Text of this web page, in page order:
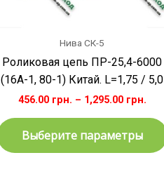
Нива СК-5
Роликовая цепь ПР-25,4-6000
(16А-1, 80-1) Китай. L=1,75 / 5,0
456.00 грн. – 1,295.00 грн.
Выберите параметры